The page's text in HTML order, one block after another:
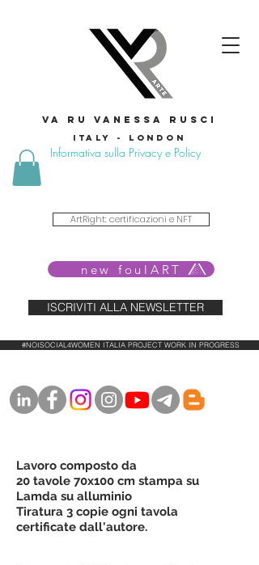
VA RU VANESSA RUSCI
Italy - London
Informativa sulla Privacy e Policy
ArtRight: certificazioni e NFT
new foulART
ISCRIVITI ALLA NEWSLETTER
#NOISOCIAL4WOMEN ITALIA PROJECT WORK IN PROGRESS
Lavoro composto da
20 tavole 70x100 cm stampa su
Lamda su alluminio
Tiratura 3 copie ogni tavola
certificate dall'autore.